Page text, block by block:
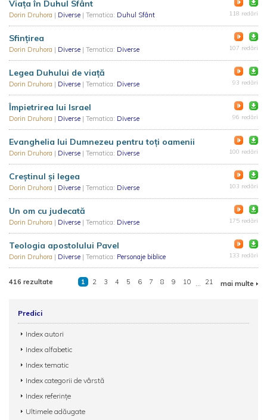
Viața în Duhul Sfânt
Dorin Druhora | Diverse | Tematica: Duhul Sfânt 118 redări
Sfințirea
Dorin Druhora | Diverse | Tematica: Diverse 107 redări
Legea Duhului de viață
Dorin Druhora | Diverse | Tematica: Diverse 93 redări
Împietrirea lui Israel
Dorin Druhora | Diverse | Tematica: Diverse 96 redări
Evanghelia lui Dumnezeu pentru toți oamenii
Dorin Druhora | Diverse | Tematica: Diverse 100 redări
Creștinul și legea
Dorin Druhora | Diverse | Tematica: Diverse 103 redări
Un om cu judecată
Dorin Druhora | Diverse | Tematica: Diverse 175 redări
Teologia apostolului Pavel
Dorin Druhora | Diverse | Tematica: Personaje biblice 133 redări
416 rezultate 1 2 3 4 5 6 7 8 9 10 ... 21 mai multe
Predici
Index autori
Index alfabetic
Index tematic
Index categorii de vârstă
Index referințe
Ultimele adăugate